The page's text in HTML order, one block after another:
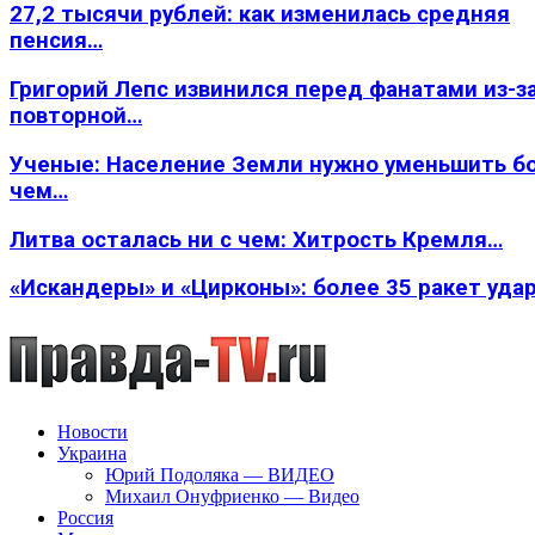
27,2 тысячи рублей: как изменилась средняя
пенсия…
Григорий Лепс извинился перед фанатами из-
повторной…
Ученые: Население Земли нужно уменьшить
чем…
Литва осталась ни с чем: Хитрость Кремля…
«Искандеры» и «Цирконы»: более 35 ракет
Новости
Украина
Юрий Подоляка — ВИДЕО
Михаил Онуфриенко — Видео
Россия